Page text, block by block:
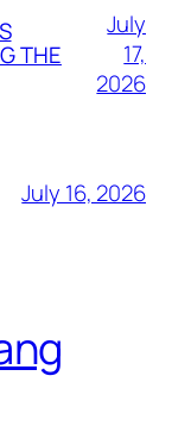
THE
July
17,
2026
July 16, 2026